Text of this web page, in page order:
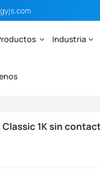
Industria
MIFARE Classic 1K Sin Contacto
1K sin